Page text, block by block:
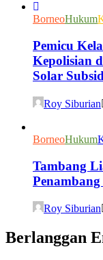
BorneoHukum
Pemicu
Kepolisian
Solar
Roy Siburian
BorneoHukum
Tambang
Roy Siburian
Berlanggan